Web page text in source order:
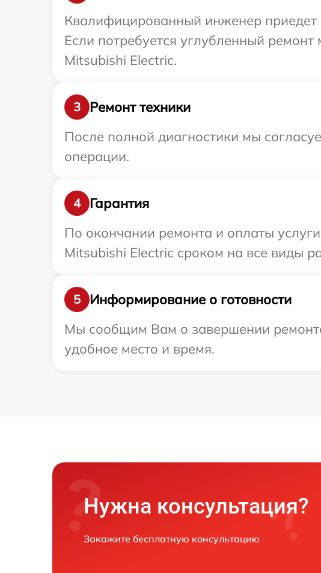
Квалифицированный инженер приедет
Если потребуется углубленный
Mitsubishi Electric.
3
Ремонт техники
После полной диагностики мы
операции.
4
Гарантия
По окончании ремонта и оплаты
Mitsubishi Electric сроком на все виды
5
Информирование о готовности
Мы сообщим Вам о завершении
удобное место и время.
Нужна консультация?
Закажите бесплатную консультацию